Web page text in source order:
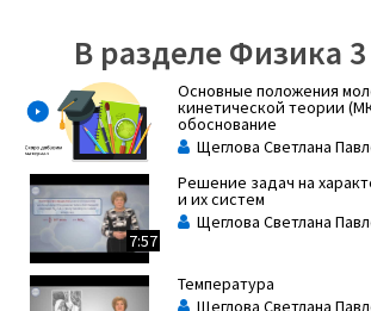
Один моль – это количества
содержится столько же молекул или
атомов содержится в углероде
В 0,012 кг углерода содержится 6 ·
В разделе Физика
Основные положения
кинетической теории
обоснование
Щеглова Светлана
7:57
Решение задач на
и их систем
Щеглова Светлана
Температура
Щеглова Светлана